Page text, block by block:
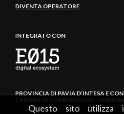
Questo sito
DIVENTA OPERATORE
INTEGRATO CON
PROVINCIA DI PAVIA D’INTESA E
CAMERA DI COMMERCIO DI